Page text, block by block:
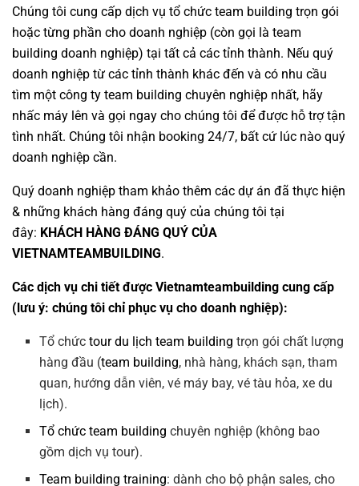
Chúng tôi cung cấp dịch vụ tổ chức team building trọn gói
hoặc từng phần cho doanh nghiệp (còn gọi là team
building doanh nghiệp) tại tất cả các tỉnh thành. Nếu quý
doanh nghiệp từ các tỉnh thành khác đến và có nhu cầu
tìm một công ty team building chuyên nghiệp nhất, hãy
nhấc máy lên và gọi ngay cho chúng tôi để được hỗ trợ tận
tình nhất. Chúng tôi nhận booking 24/7, bất cứ lúc nào quý
doanh nghiệp cần.
Quý doanh nghiệp tham khảo thêm các dự án đã thực hiện
& những khách hàng đáng quý của chúng tôi tại
đây: KHÁCH HÀNG ĐÁNG QUÝ CỦA
VIETNAMTEAMBUILDING.
Các dịch vụ chi tiết được Vietnamteambuilding cung cấp
(lưu ý: chúng tôi chỉ phục vụ cho doanh nghiệp):
Tổ chứctour du lịch team building trọn gói chất lượng
hàng đầu (team building, nhà hàng, khách sạn, tham
quan, hướng dẫn viên, vé máy bay, vé tàu hỏa, xe du
lịch).
Tổ chức team building chuyên nghiệp (không bao
gồm dịch vụ tour).
Team building training: dành cho bộ phận sales, cho